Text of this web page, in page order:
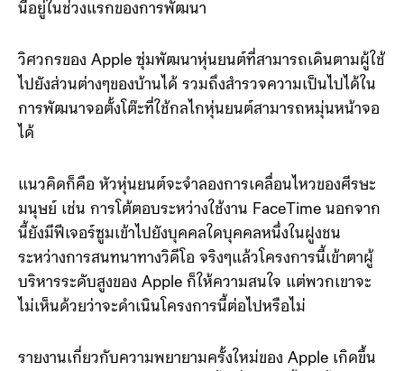
นี้อยู่ในช่วงแรกของการพัฒนา
วิศวกรของ Apple ซุ่มพัฒนาหุ่นยนต์ที่สามารถเดินตามผู้ใช้
ไปยังส่วนต่างๆของบ้านได้ รวมถึงสำรวจความเป็นไปได้ใน
การพัฒนาจอตั้งโต๊ะที่ใช้กลไกหุ่นยนต์สามารถหมุ่นหน้าจอ
ได้
แนวคิดก็คือ หัวหุ่นยนต์จะจำลองการเคลื่อนไหวของศีรษะ
มนุษย์ เช่น การโต้ตอบระหว่างใช้งาน FaceTime นอกจาก
นี้ยังมีฟีเจอร์ซูมเข้าไปยังบุคคลใดบุคคลหนึ่งในฝูงชน
ระหว่างการสนทนาทางวิดีโอ จริงๆแล้วโครงการนี้เข้าตาผู้
บริหารระดับสูงของ Apple ก็ให้ความสนใจ แต่พวกเขาจะ
ไม่เห็นด้วยว่าจะดำเนินโครงการนี้ต่อไปหรือไม่
รายงานเกี่ยวกับความพยายามครั้งใหม่ของ Apple เกิดขึ้น